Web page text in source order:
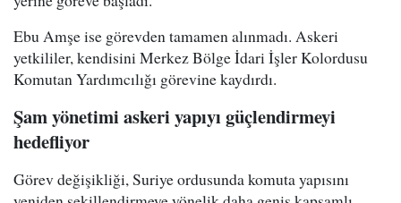
Ebu Amşe ise görevden tamamen alınmadı. Askeri
yetkililer, kendisini Merkez Bölge İdari İşler Kolordusu
Komutan Yardımcılığı görevine kaydırdı.
Şam yönetimi askeri yapıyı güçlendirmeyi
hedefliyor
Görev değişikliği, Suriye ordusunda komuta yapısını